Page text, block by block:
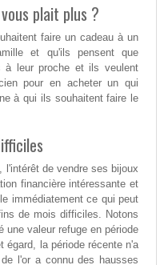
plait plus ?
faire un cadeau à un
et qu'ils pensent que
à leur proche et ils veulent
pour en acheter un qui
à qui ils souhaitent faire le
de vendre ses bijoux
financière intéressante et
immédiatement ce qui peut
de mois difficiles. Notons
une valeur refuge en période
égard, la période récente n'a
l'or a connu des hausses